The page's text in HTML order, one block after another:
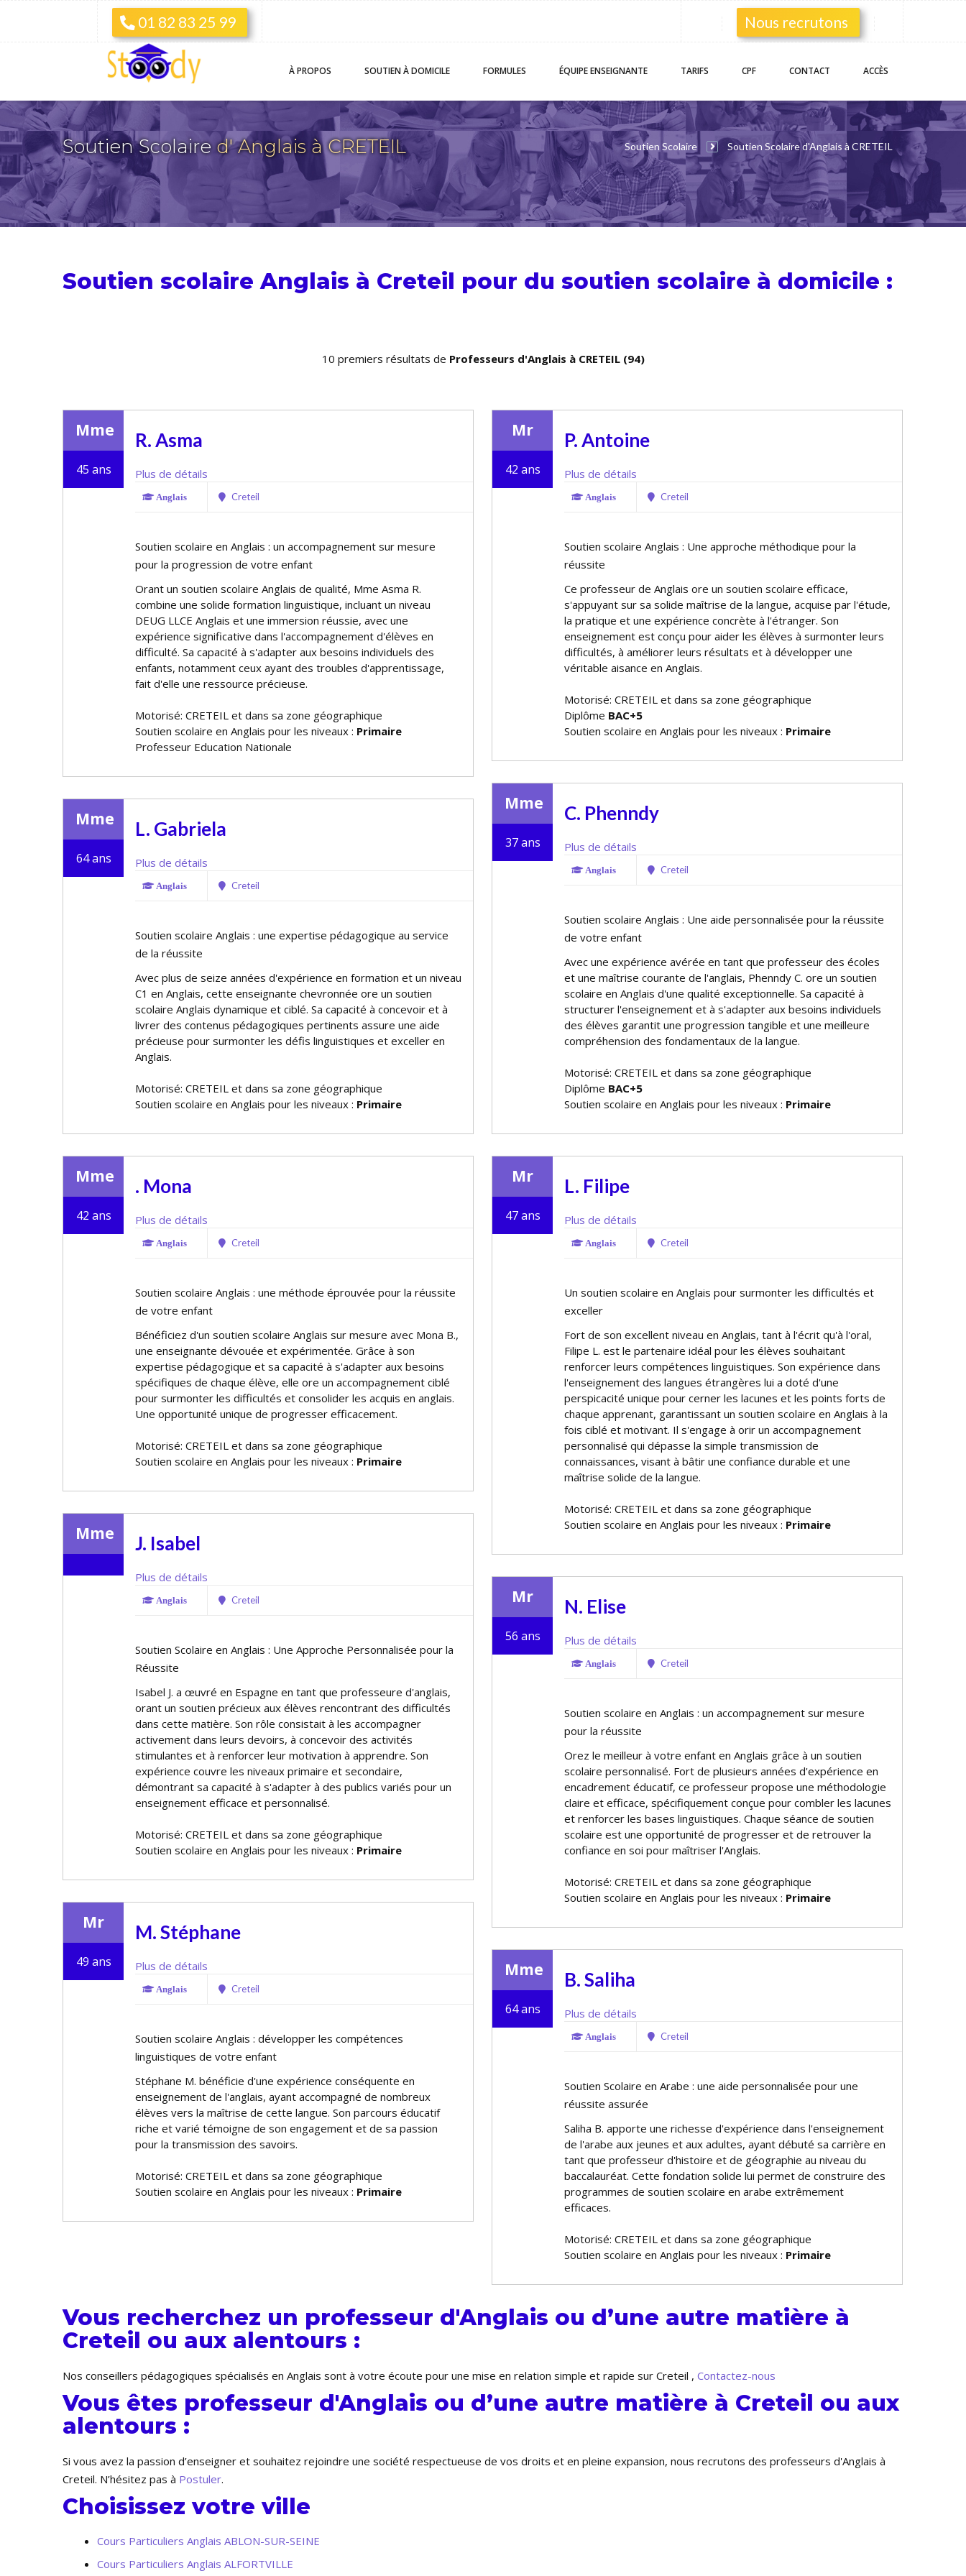
01 82 83 25 99 Nous recrutons
À PROPOS SOUTIENÀ DOMICILE FORMULES ÉQUIPEENSEIGNANTE TARIFS CPF CONTACT ACCÈS
Soutien Scolaired' Anglais à CRETEIL Soutien Scolaire Soutien Scolaire d'Anglais à CRETEIL
Soutien scolaire Anglais à Creteil pour du soutien scolaire à domicile :
10 premiers résultats de Professeurs d'Anglais à CRETEIL (94)
Mme
45 ans
R. Asma
Plus de détails
Anglais Creteil
Soutien scolaire en Anglais : un accompagnement sur mesure
pour la progression de votre enfant
Offrant un soutien scolaire Anglais de qualité, Mme Asma R.
combine une solide formation linguistique, incluant un niveau
DEUG LLCE Anglais et une immersion réussie, avec une
expérience significative dans l'accompagnement d'élèves en
difficulté. Sa capacité à s'adapter aux besoins individuels des
enfants, notamment ceux ayant des troubles d'apprentissage,
fait d'elle une ressource précieuse.
Motorisé: CRETEIL et dans sa zone géographique
Soutien scolaire en Anglais pour les niveaux : Primaire
Professeur Education Nationale
Mr
42 ans
P. Antoine
Plus de détails
Anglais Creteil
Soutien scolaire Anglais : Une approche méthodique pour la
réussite
Ce professeur de Anglais offre un soutien scolaire efficace,
s'appuyant sur sa solide maîtrise de la langue, acquise par l'étude,
la pratique et une expérience concrète à l'étranger. Son
enseignement est conçu pour aider les élèves à surmonter leurs
difficultés, à améliorer leurs résultats et à développer une
véritable aisance en Anglais.
Motorisé: CRETEIL et dans sa zone géographique
Diplôme BAC+5
Soutien scolaire en Anglais pour les niveaux : Primaire
Mme
37 ans
C. Phenndy
Plus de détails
Anglais Creteil
Soutien scolaire Anglais : Une aide personnalisée pour la réussite
de votre enfant
Avec une expérience avérée en tant que professeur des écoles
et une maîtrise courante de l'anglais, Phenndy C. offre un soutien
scolaire en Anglais d'une qualité exceptionnelle. Sa capacité à
structurer l'enseignement et à s'adapter aux besoins individuels
des élèves garantit une progression tangible et une meilleure
compréhension des fondamentaux de la langue.
Motorisé: CRETEIL et dans sa zone géographique
Diplôme BAC+5
Soutien scolaire en Anglais pour les niveaux : Primaire
Mme
64 ans
L. Gabriela
Plus de détails
Anglais Creteil
Soutien scolaire Anglais : une expertise pédagogique au service
de la réussite
Avec plus de seize années d'expérience en formation et un niveau
C1 en Anglais, cette enseignante chevronnée offre un soutien
scolaire Anglais dynamique et ciblé. Sa capacité à concevoir et à
livrer des contenus pédagogiques pertinents assure une aide
précieuse pour surmonter les défis linguistiques et exceller en
Anglais.
Motorisé: CRETEIL et dans sa zone géographique
Soutien scolaire en Anglais pour les niveaux : Primaire
Mme
42 ans
. Mona
Plus de détails
Anglais Creteil
Soutien scolaire Anglais : une méthode éprouvée pour la réussite
de votre enfant
Bénéficiez d'un soutien scolaire Anglais sur mesure avec Mona B.,
une enseignante dévouée et expérimentée. Grâce à son
expertise pédagogique et sa capacité à s'adapter aux besoins
spécifiques de chaque élève, elle offre un accompagnement ciblé
pour surmonter les difficultés et consolider les acquis en anglais.
Une opportunité unique de progresser efficacement.
Motorisé: CRETEIL et dans sa zone géographique
Soutien scolaire en Anglais pour les niveaux : Primaire
Mr
47 ans
L. Filipe
Plus de détails
Anglais Creteil
Un soutien scolaire en Anglais pour surmonter les difficultés et
exceller
Fort de son excellent niveau en Anglais, tant à l'écrit qu'à l'oral,
Filipe L. est le partenaire idéal pour les élèves souhaitant
renforcer leurs compétences linguistiques. Son expérience dans
l'enseignement des langues étrangères lui a doté d'une
perspicacité unique pour cerner les lacunes et les points forts de
chaque apprenant, garantissant un soutien scolaire en Anglais à la
fois ciblé et motivant. Il s'engage à offrir un accompagnement
personnalisé qui dépasse la simple transmission de
connaissances, visant à bâtir une confiance durable et une
maîtrise solide de la langue.
Motorisé: CRETEIL et dans sa zone géographique
Soutien scolaire en Anglais pour les niveaux : Primaire
Mme J. Isabel
Plus de détails
Anglais Creteil
Soutien Scolaire en Anglais : Une Approche Personnalisée pour la
Réussite
Isabel J. a œuvré en Espagne en tant que professeure d'anglais,
offrant un soutien précieux aux élèves rencontrant des difficultés
dans cette matière. Son rôle consistait à les accompagner
activement dans leurs devoirs, à concevoir des activités
stimulantes et à renforcer leur motivation à apprendre. Son
expérience couvre les niveaux primaire et secondaire,
démontrant sa capacité à s'adapter à des publics variés pour un
enseignement efficace et personnalisé.
Motorisé: CRETEIL et dans sa zone géographique
Soutien scolaire en Anglais pour les niveaux : Primaire
Mr
56 ans
N. Elise
Plus de détails
Anglais Creteil
Soutien scolaire en Anglais : un accompagnement sur mesure
pour la réussite
Offrez le meilleur à votre enfant en Anglais grâce à un soutien
scolaire personnalisé. Fort de plusieurs années d'expérience en
encadrement éducatif, ce professeur propose une méthodologie
claire et efficace, spécifiquement conçue pour combler les lacunes
et renforcer les bases linguistiques. Chaque séance de soutien
scolaire est une opportunité de progresser et de retrouver la
confiance en soi pour maîtriser l'Anglais.
Motorisé: CRETEIL et dans sa zone géographique
Soutien scolaire en Anglais pour les niveaux : Primaire
Mr
49 ans
M. Stéphane
Plus de détails
Anglais Creteil
Soutien scolaire Anglais : développer les compétences
linguistiques de votre enfant
Stéphane M. bénéficie d'une expérience conséquente en
enseignement de l'anglais, ayant accompagné de nombreux
élèves vers la maîtrise de cette langue. Son parcours éducatif
riche et varié témoigne de son engagement et de sa passion
pour la transmission des savoirs.
Motorisé: CRETEIL et dans sa zone géographique
Soutien scolaire en Anglais pour les niveaux : Primaire
Mme
64 ans
B. Saliha
Plus de détails
Anglais Creteil
Soutien Scolaire en Arabe : une aide personnalisée pour une
réussite assurée
Saliha B. apporte une richesse d'expérience dans l'enseignement
de l'arabe aux jeunes et aux adultes, ayant débuté sa carrière en
tant que professeur d'histoire et de géographie au niveau du
baccalauréat. Cette fondation solide lui permet de construire des
programmes de soutien scolaire en arabe extrêmement
efficaces.
Motorisé: CRETEIL et dans sa zone géographique
Soutien scolaire en Anglais pour les niveaux : Primaire
Vous recherchez un professeur d'Anglais ou d’une autre matière à
Creteil ou aux alentours :
Nos conseillers pédagogiques spécialisés en Anglais sont à votre écoute pour une mise en relation simple et rapide sur Creteil , Contactez-nous
Vous êtes professeur d'Anglais ou d’une autre matière à Creteil ou aux
alentours :
Si vous avez la passion d’enseigner et souhaitez rejoindre une société respectueuse de vos droits et en pleine expansion, nous recrutons des professeurs d'Anglais à
Creteil. N’hésitez pas à Postuler.
Choisissez votre ville
Cours Particuliers Anglais ABLON-SUR-SEINE
Cours Particuliers Anglais ALFORTVILLE